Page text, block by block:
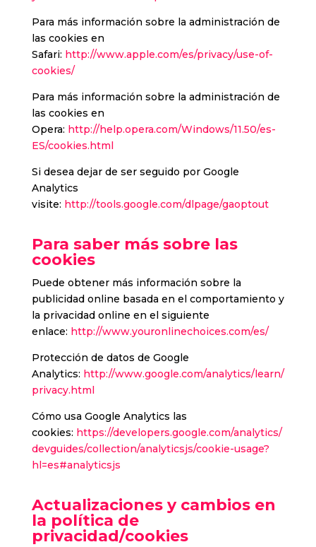
Para más información sobre la administración de
las cookies en
Safari: http://www.apple.com/es/privacy/use-of-
cookies/
Para más información sobre la administración de
las cookies en
Opera: http://help.opera.com/Windows/11.50/es-
ES/cookies.html
Si desea dejar de ser seguido por Google
Analytics
visite: http://tools.google.com/dlpage/gaoptout
Para saber más sobre las
cookies
Puede obtener más información sobre la
publicidad online basada en el comportamiento y
la privacidad online en el siguiente
enlace: http://www.youronlinechoices.com/es/
Protección de datos de Google
Analytics: http://www.google.com/analytics/learn/
privacy.html
Cómo usa Google Analytics las
cookies: https://developers.google.com/analytics/
devguides/collection/analyticsjs/cookie-usage?
hl=es#analyticsjs
Actualizaciones y cambios en
la política de
privacidad/cookies